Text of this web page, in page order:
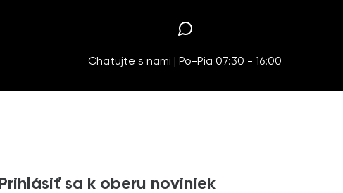
Chatujte s nami | Po-Pia 07:30 - 16:00
Prihlásiť sa k oberu noviniek